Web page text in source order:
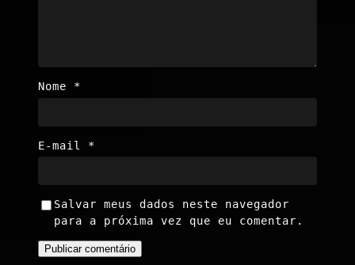
Nome *
E-mail *
Salvar meus dados neste navegador
para a próxima vez que eu comentar.